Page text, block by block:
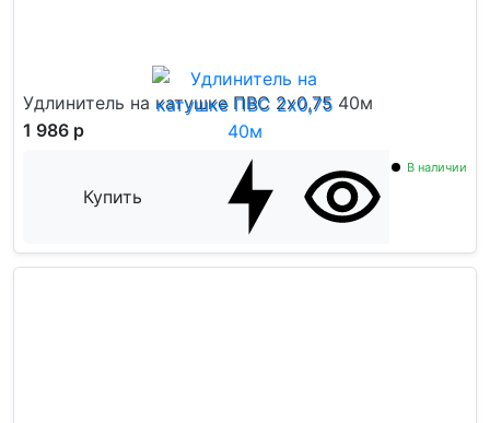
Удлинитель на катушке ПВС 2x0,75 40м
1 986 р
Купить
В наличии